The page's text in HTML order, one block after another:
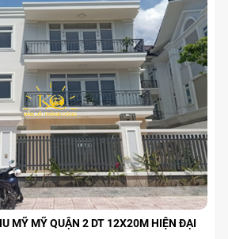
MỸ MỸ QUẬN 2 DT 12X20M HIỆN ĐẠI